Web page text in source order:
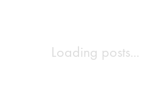
Loading posts...